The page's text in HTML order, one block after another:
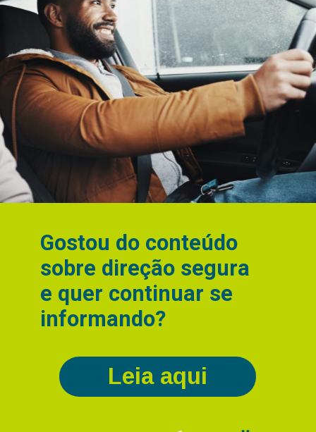
Leia aqui
Gostou do conteúdo
sobre direção segura
e quer continuar se
informando?